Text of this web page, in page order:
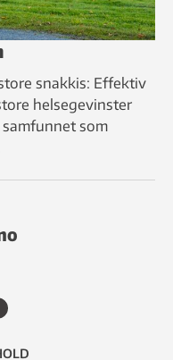
snakkis: Effektiv
helsegevinster
som